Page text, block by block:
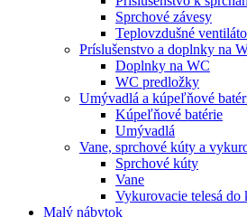
Sprchové závesy
Teplovzdušné
Príslušenstvo a doplnky na
Doplnky na WC
WC predložky
Umývadlá a kúpeľňové
Kúpeľňové batérie
Umývadlá
Vane, sprchové kúty a
Sprchové kúty
Vane
Vykurovacie telesá do
Malý nábytok